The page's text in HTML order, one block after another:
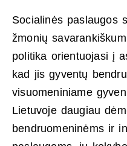
Socialinės paslaugos
žmonių
politika orientuojasi į
kad jis gyventų
visuomeniniame
Lietuvoje daugiau
bendruomeninėms ir